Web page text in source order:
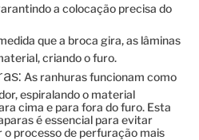
a colocação precisa do
que a broca gira, as lâminas
criando o furo.
As ranhuras funcionam como
espiralando o material
cima e para fora do furo. Esta
é essencial para evitar
processo de perfuração mais